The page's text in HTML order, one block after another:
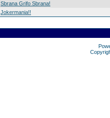
Sbrana Grifo Sbrana!
Jokermania!!